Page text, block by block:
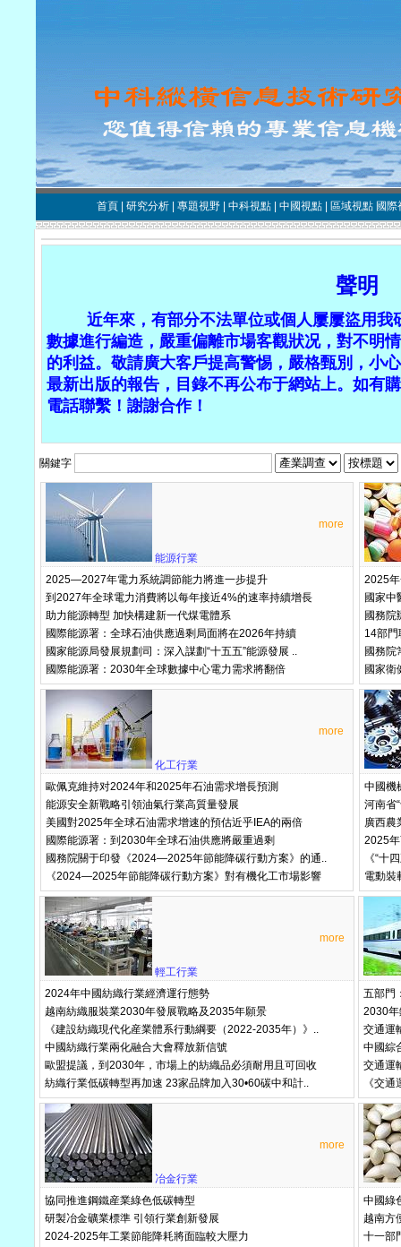
首頁 研究分析 專題視野 中科視點 中國視點 區域視點 國際
聲明
近年來，有部分不法單位或個人屢屢盜用我
數據進行編造，嚴重偏離市場客觀狀况，對不明
的利益。敬請廣大客戶提高警惕，嚴格甄別，小
最新出版的報告，目錄不再公布于網站上。如有
電話聯繫！謝謝合作！
關鍵字
能源行業
more
2025—2027年電力系統調節能力將進一步提升
到2027年全球電力消費將以每年接近4%的速率持續增長
助力能源轉型 加快構建新一代煤電體系
國際能源署：全球石油供應過剩局面將在2026年持續
國家能源局發展規劃司：深入謀劃“十五五”能源發展 ..
國際能源署：2030年全球數據中心電力需求將翻倍
化工行業
more
歐佩克維持对2024年和2025年石油需求增長預測
能源安全新戰略引領油氣行業高質量發展
美國對2025年全球石油需求增速的預估近乎IEA的兩倍
國際能源署：到2030年全球石油供應將嚴重過剩
國務院關于印發《2024—2025年節能降碳行動方案》的通..
《2024—2025年節能降碳行動方案》對有機化工市場影響
2025
國家中
國務院
14部
國務院
國家衛
中國機
河南省
廣西農
2025
《“十
電動裝
輕工行業
more
2024年中國紡織行業經濟運行態勢
越南紡織服裝業2030年發展戰略及2035年願景
《建設紡織現代化産業體系行動綱要（2022-2035年）》..
中國紡織行業兩化融合大會釋放新信號
歐盟提議，到2030年，市場上的紡織品必須耐用且可回收
紡織行業低碳轉型再加速 23家品牌加入30•60碳中和計..
冶金行業
more
協同推進鋼鐵産業綠色低碳轉型
研製冶金礦業標準 引領行業創新發展
2024-2025年工業節能降耗將面臨較大壓力
五部門
2030年
交通運
中國綜
交通運
《交
中國綠
越南方
十一部